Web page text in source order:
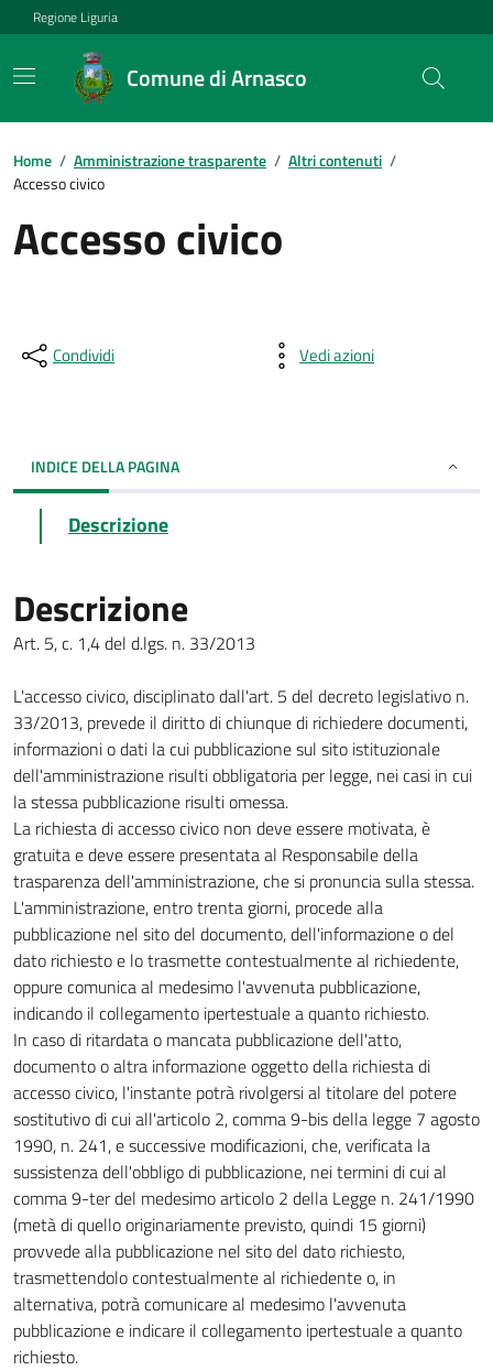
Regione Liguria
Comune di Arnasco
Home / Amministrazione trasparente / Altri contenuti /
Accesso civico
Accesso civico
Condividi Vedi azioni
INDICE DELLA PAGINA
Descrizione
Descrizione
Art. 5, c. 1,4 del d.lgs. n. 33/2013
L'accesso civico, disciplinato dall'art. 5 del decreto legislativo n.
33/2013, prevede il diritto di chiunque di richiedere documenti,
informazioni o dati la cui pubblicazione sul sito istituzionale
dell'amministrazione risulti obbligatoria per legge, nei casi in cui
la stessa pubblicazione risulti omessa.
La richiesta di accesso civico non deve essere motivata, è
gratuita e deve essere presentata al Responsabile della
trasparenza dell'amministrazione, che si pronuncia sulla stessa.
L'amministrazione, entro trenta giorni, procede alla
pubblicazione nel sito del documento, dell'informazione o del
dato richiesto e lo trasmette contestualmente al richiedente,
oppure comunica al medesimo l'avvenuta pubblicazione,
indicando il collegamento ipertestuale a quanto richiesto.
In caso di ritardata o mancata pubblicazione dell'atto,
documento o altra informazione oggetto della richiesta di
accesso civico, l'instante potrà rivolgersi al titolare del potere
sostitutivo di cui all'articolo 2, comma 9-bis della legge 7 agosto
1990, n. 241, e successive modificazioni, che, verificata la
sussistenza dell'obbligo di pubblicazione, nei termini di cui al
comma 9-ter del medesimo articolo 2 della Legge n. 241/1990
(metà di quello originariamente previsto, quindi 15 giorni)
provvede alla pubblicazione nel sito del dato richiesto,
trasmettendolo contestualmente al richiedente o, in
alternativa, potrà comunicare al medesimo l'avvenuta
pubblicazione e indicare il collegamento ipertestuale a quanto
richiesto.